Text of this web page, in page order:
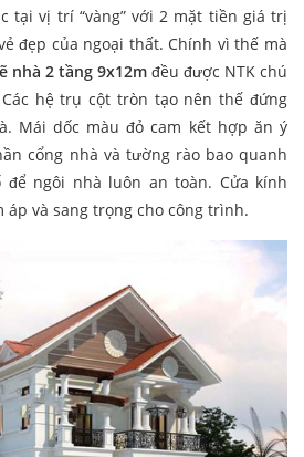
tại vị trí “vàng” với 2 mặt tiền giá trị
đẹp của ngoại thất. Chính vì thế mà
nhà 2 tầng 9x12m đều được NTK chú
hệ trụ cột tròn tạo nên thế đứng
Mái dốc màu đỏ cam kết hợp ăn ý
cổng nhà và tường rào bao quanh
để ngôi nhà luôn an toàn. Cửa kính
áp và sang trọng cho công trình.